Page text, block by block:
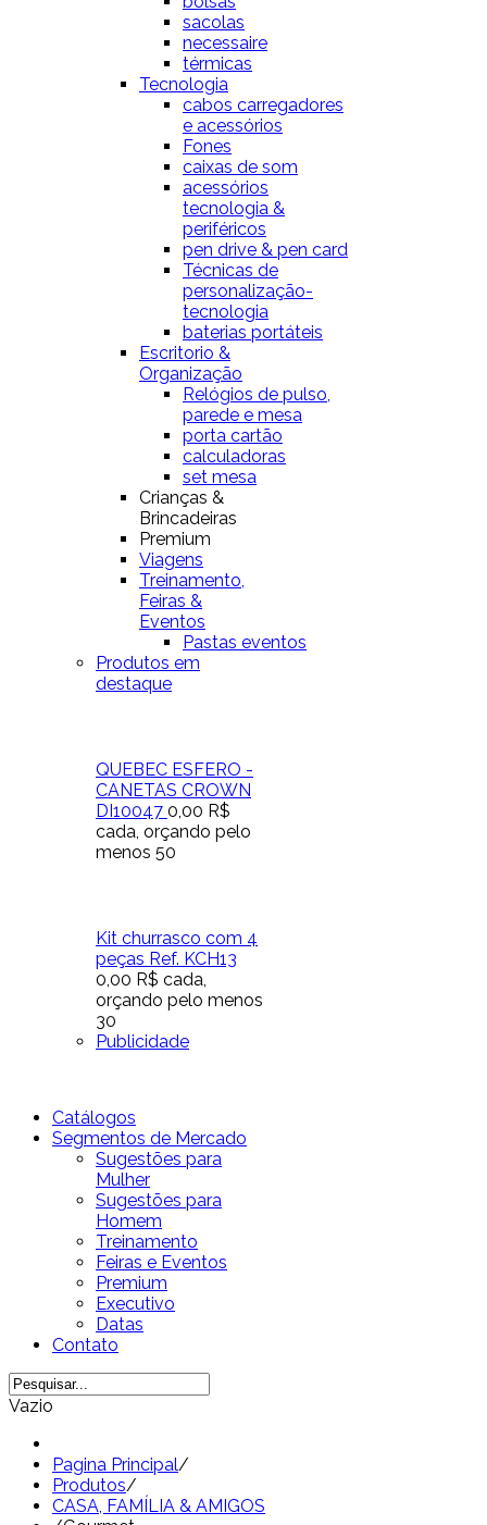
sacolas
necessaire
térmicas
Tecnologia
cabos carregadores
e acessórios
Fones
caixas de som
acessórios
tecnologia &
periféricos
pen drive & pen card
Técnicas de
personalização-
tecnologia
baterias portáteis
Escritorio &
Organização
Relógios de pulso,
parede e mesa
porta cartão
calculadoras
set mesa
Crianças &
Brincadeiras
Premium
Viagens
Treinamento,
Feiras &
Eventos
Pastas eventos
Produtos em
destaque
QUEBEC ESFERO -
CANETAS CROWN
DI10047 0,00 R$
cada, orçando pelo
menos 50
Kit churrasco com 4
peças Ref. KCH13
0,00 R$ cada,
orçando pelo menos
30
Publicidade
Catálogos
Segmentos de Mercado
Sugestões para
Mulher
Sugestões para
Homem
Treinamento
Feiras e Eventos
Premium
Executivo
Datas
Contato
Vazio
Pagina Principal/
Produtos/
CASA, FAMÍLIA & AMIGOS